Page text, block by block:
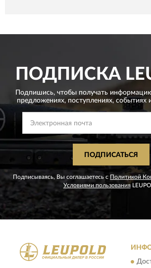
ПОДПИСКА
Подпишись, чтобы получать
предложениях, поступлениях,
ПОДПИСАТЬСЯ
Подписываясь, Вы соглашаетесь с Политикой
Условиями пользования